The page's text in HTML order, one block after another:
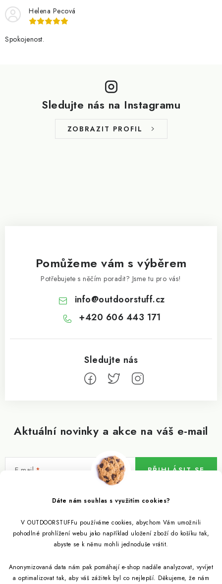
Dáte nám souhlas s využitím cookies?
V OUTDOORSTUFFu používáme cookies, abychom Vám umožnili
pohodlné prohlížení webu jako například uložení zboží do košíku tak,
abyste se k němu mohli jednoduše vrátit.
Anonymizovaná data nám pak pomáhají e-shop nadále analyzovat, vyvíjet
a optimalizovat tak, aby váš zážitek byl co nejlepší. Děkujeme, že nám
Helena Pecová
Spokojenost.
Sledujte nás na Instagramu
ZOBRAZIT PROFIL
Aktuální novinky a akce na váš e-mail
E-mail
Vložením e-mailu souhlasíte spodmínkami ochrany osobních údajů
PŘIHLÁSIT SE
Pomůžeme vám s výběrem
Potřebujete s něčím poradit? Jsme tu pro vás!
info@outdoorstuff.cz
+420 606 443 171
Informace pro vás
Outdoor blog
Věrnostní program
Citronela a její účinky